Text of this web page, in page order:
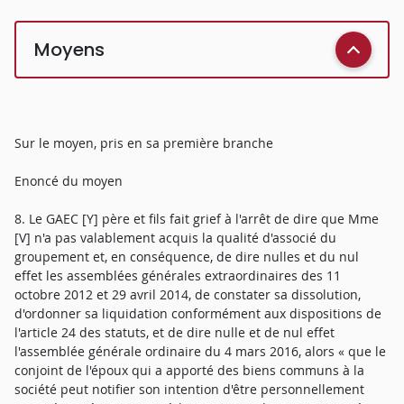
Moyens
Sur le moyen, pris en sa première branche
Enoncé du moyen
8. Le GAEC [Y] père et fils fait grief à l'arrêt de dire que Mme
[V] n'a pas valablement acquis la qualité d'associé du
groupement et, en conséquence, de dire nulles et du nul
effet les assemblées générales extraordinaires des 11
octobre 2012 et 29 avril 2014, de constater sa dissolution,
d'ordonner sa liquidation conformément aux dispositions de
l'article 24 des statuts, et de dire nulle et de nul effet
l'assemblée générale ordinaire du 4 mars 2016, alors « que le
conjoint de l'époux qui a apporté des biens communs à la
société peut notifier son intention d'être personnellement